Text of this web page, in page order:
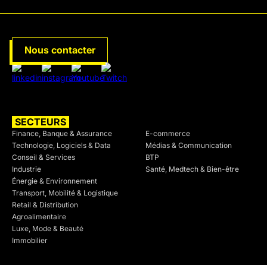
qui correspond réellement à vos contraintes
enseigne pour plusieurs années, ce regard sans conflit
SECTEURS
Finance, Banque & Assurance
Technologie, Logiciels & Data
Conseil & Services
Industrie
Énergie & Environnement
Transport, Mobilité & Logistique
Retail & Distribution
Agroalimentaire
Luxe, Mode & Beauté
Immobilier
E-commerce
Médias & Communication
BTP
Santé, Medtech & Bien-être
Nous contacter